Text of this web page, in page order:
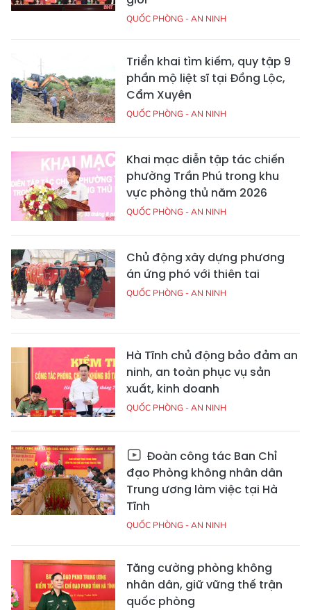
QUỐC PHÒNG - AN NINH
Triển khai tìm kiếm, quy tập 9
phần mộ liệt sĩ tại Đồng Lộc,
Cẩm Xuyên
QUỐC PHÒNG - AN NINH
Khai mạc diễn tập tác chiến
phường Trần Phú trong khu
vực phòng thủ năm 2026
QUỐC PHÒNG - AN NINH
Chủ động xây dựng phương
án ứng phó với thiên tai
QUỐC PHÒNG - AN NINH
Hà Tĩnh chủ động bảo đảm an
ninh, an toàn phục vụ sản
xuất, kinh doanh
QUỐC PHÒNG - AN NINH
Đoàn công tác Ban Chỉ
đạo Phòng không nhân dân
Trung ương làm việc tại Hà
Tĩnh
QUỐC PHÒNG - AN NINH
Tăng cường phòng không
nhân dân, giữ vững thế trận
quốc phòng